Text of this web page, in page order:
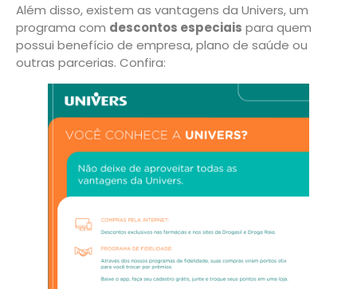
Além disso, existem as vantagens da Univers, um
programa com descontos especiais para quem
possui benefício de empresa, plano de saúde ou
outras parcerias. Confira: